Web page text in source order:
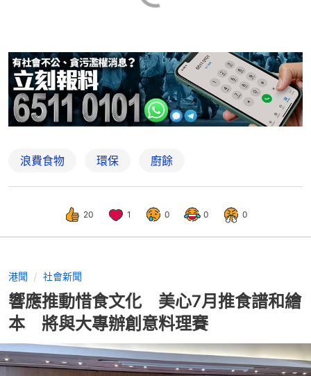
浪費食物 環保 廚餘
20 1 0 0 0
港聞 社會新聞
響應推動惜食文化 美心7月推食譜和繪
本 將與大專辦創意料理賽